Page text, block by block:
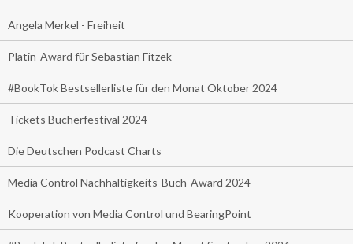
Angela Merkel - Freiheit
Platin-Award für Sebastian Fitzek
#BookTok Bestsellerliste für den Monat Oktober 2024
Tickets Bücherfestival 2024
Die Deutschen Podcast Charts
Media Control Nachhaltigkeits-Buch-Award 2024
Kooperation von Media Control und BearingPoint